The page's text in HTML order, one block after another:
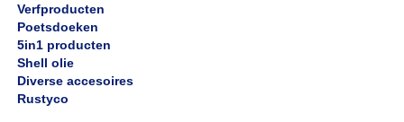
Verfproducten
Poetsdoeken
5in1 producten
Shell olie
Diverse accesoires
Rustyco